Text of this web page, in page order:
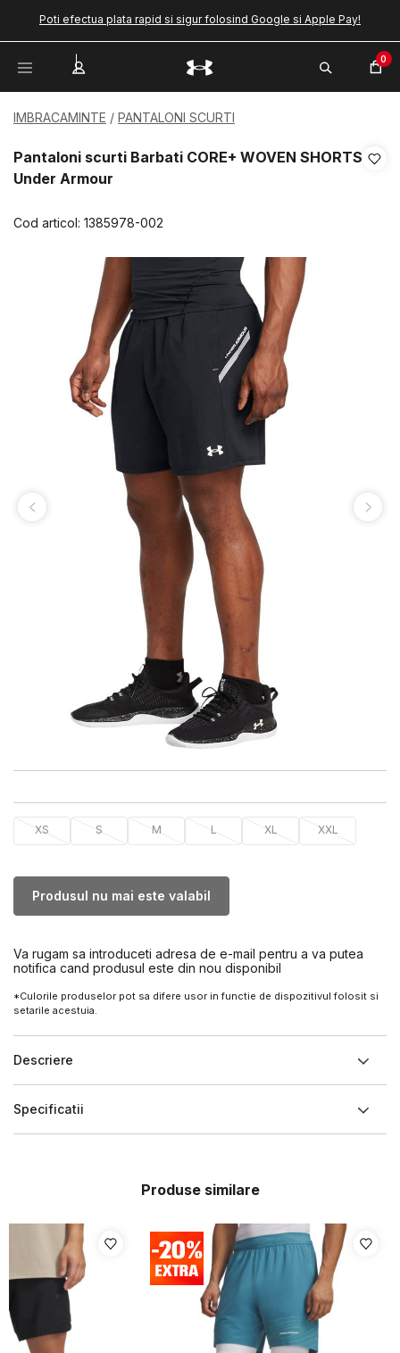
Poti efectua plata rapid si sigur folosind Google si Apple Pay!
0
IMBRACAMINTE PANTALONI SCURTI
Pantaloni scurti Barbati CORE+ WOVEN SHORTS
Under Armour
Cod articol: 1385978-002
XS S M L XL XXL
Produsul nu mai este valabil
Va rugam sa introduceti adresa de e-mail pentru a va putea
notifica cand produsul este din nou disponibil
*Culorile produselor pot sa difere usor in functie de dispozitivul folosit si
setarile acestuia.
Descriere
Specificatii
Produse similare